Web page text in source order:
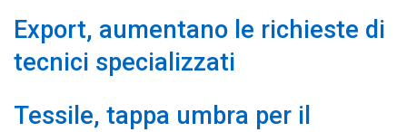
Export, aumentano le richieste di
tecnici specializzati
Tessile, tappa umbra per il